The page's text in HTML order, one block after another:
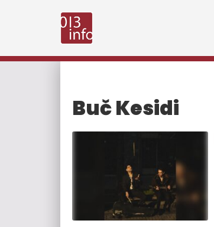
Buč Kesidi